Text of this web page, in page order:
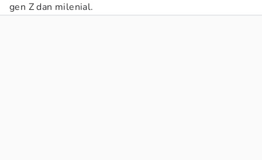
gen Z dan milenial.